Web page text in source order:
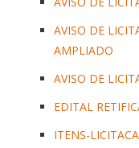
AVISO DE
AMPLIADO
AVISO DE
EDITAL
ITENS-